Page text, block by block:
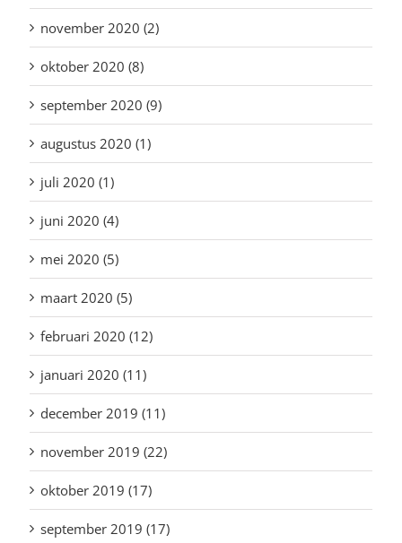
november 2020 (2)
oktober 2020 (8)
september 2020 (9)
augustus 2020 (1)
juli 2020 (1)
juni 2020 (4)
mei 2020 (5)
maart 2020 (5)
februari 2020 (12)
januari 2020 (11)
december 2019 (11)
november 2019 (22)
oktober 2019 (17)
september 2019 (17)